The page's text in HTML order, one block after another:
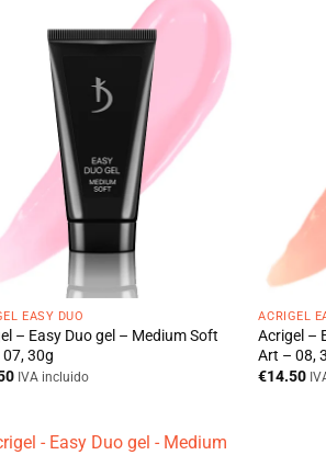
EASY DUO
– Easy Duo gel – Medium Soft
30g
IVA incluido
ACRIGEL
Acrigel –
Art – 08,
€14.50